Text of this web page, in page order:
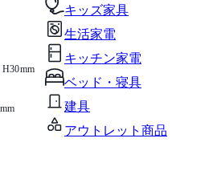
キッズ家具
生活家電
キッチン家電
ベッド・寝具
建具
アウトレット商品